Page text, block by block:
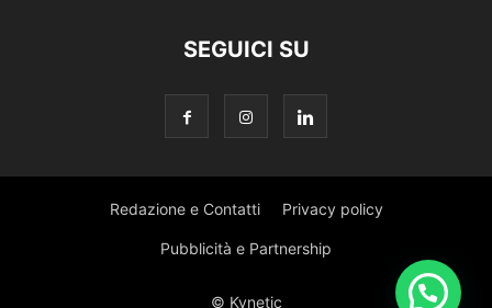
SEGUICI SU
Redazione e Contatti Privacy policy
Pubblicità e Partnership
© Kynetic